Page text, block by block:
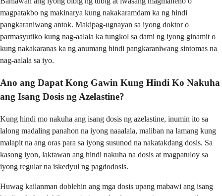
magpatakbo ng makinarya kung nakakaramdam ka ng hindi
pangkaraniwang antok. Makipag-ugnayan sa iyong doktor o
parmasyutiko kung nag-aalala ka tungkol sa dami ng iyong ginamit o
kung nakakaranas ka ng anumang hindi pangkaraniwang sintomas na
nag-aalala sa iyo.
Ano ang Dapat Kong Gawin Kung Hindi Ko Nakuha
ang Isang Dosis ng Azelastine?
Kung hindi mo nakuha ang isang dosis ng azelastine, inumin ito sa
lalong madaling panahon na iyong naaalala, maliban na lamang kung
malapit na ang oras para sa iyong susunod na nakatakdang dosis. Sa
kasong iyon, laktawan ang hindi nakuha na dosis at magpatuloy sa
iyong regular na iskedyul ng pagdodosis.
Huwag kailanman doblehin ang mga dosis upang mabawi ang isang